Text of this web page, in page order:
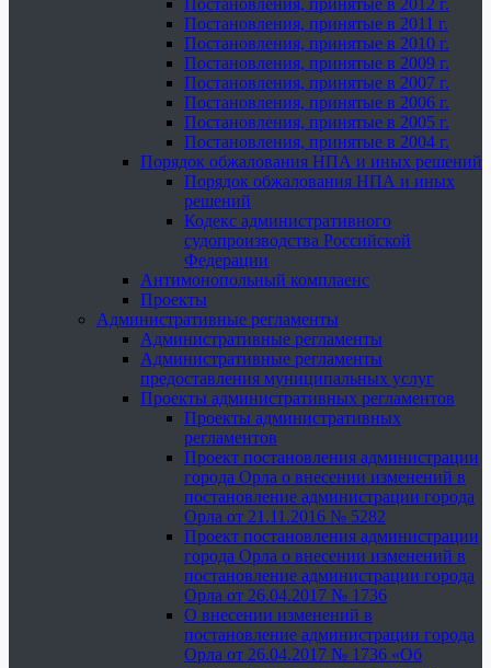
Постановления, принятые в 2012 г.
Постановления, принятые в 2011 г.
Постановления, принятые в 2010 г.
Постановления, принятые в 2009 г.
Постановления, принятые в 2007 г.
Постановления, принятые в 2006 г.
Постановления, принятые в 2005 г.
Постановления, принятые в 2004 г.
Порядок обжалования НПА и иных решений
Порядок обжалования НПА и иных
решений
Кодекс административного
судопроизводства Российской
Федерации
Антимонопольный комплаенс
Проекты
Административные регламенты
Административные регламенты
Административные регламенты
предоставления муниципальных услуг
Проекты административных регламентов
Проекты административных
регламентов
Проект постановления администрации
города Орла о внесении изменений в
постановление администрации города
Орла от 21.11.2016 № 5282
Проект постановления администрации
города Орла о внесении изменений в
постановление администрации города
Орла от 26.04.2017 № 1736
О внесении изменений в
постановление администрации города
Орла от 26.04.2017 № 1736 «Об